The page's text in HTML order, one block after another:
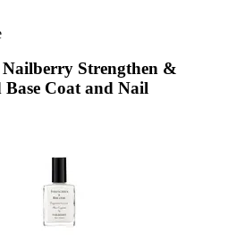
Nailberry Strengthen &
Base Coat and Nail